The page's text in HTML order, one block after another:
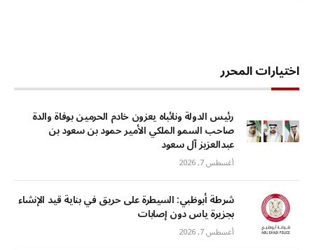
اختيارات المحرر
رئيس الدولة ونائباه يعزون خادم الحرمين بوفاة والدة
صاحب السمو الملكي الأمير حمود بن سعود بن
عبدالعزيز آل سعود
أغسطس 7, 2026
شرطة أبوظبي: السيطرة على حريق في بناية قيد الإنشاء
بجزيرة ياس دون إصابات
أغسطس 7, 2026